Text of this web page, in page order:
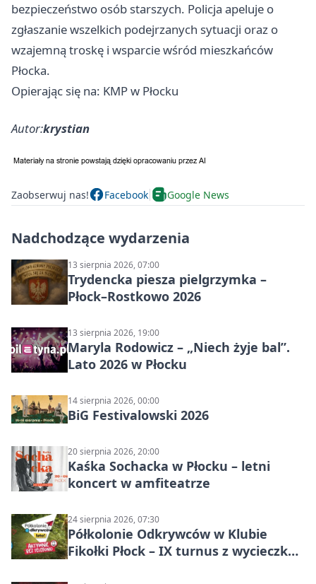
bezpieczeństwo osób starszych. Policja apeluje o
zgłaszanie wszelkich podejrzanych sytuacji oraz o
wzajemną troskę i wsparcie wśród mieszkańców
Płocka.
Opierając się na: KMP w Płocku
Autor:krystian
Zaobserwuj nas! Facebook Google News
Nadchodzące wydarzenia
13 sierpnia 2026, 07:00
Trydencka piesza pielgrzymka –
Płock–Rostkowo 2026
13 sierpnia 2026, 19:00
Maryla Rodowicz – „Niech żyje bal”.
Lato 2026 w Płocku
14 sierpnia 2026, 00:00
BiG Festivalowski 2026
20 sierpnia 2026, 20:00
Kaśka Sochacka w Płocku – letni
koncert w amfiteatrze
24 sierpnia 2026, 07:30
Półkolonie Odkrywców w Klubie
Fikołki Płock – IX turnus z wycieczką